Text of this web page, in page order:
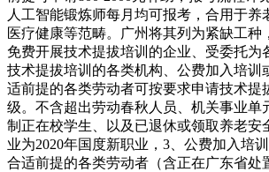
人工智能锻炼师每月均可报考，合用于养
医疗健康等范畴。广州将其列为紧缺工种
免费开展技术提拔培训的企业、受委托为
技术提拔培训的各类机构、公费加入培训
适前提的各类劳动者可按要求申请技术提
级。不含超出劳动春秋人员、机关事业单
制正在校学生、以及已退休或领取养老安
业为2020年国度新职业，3、公费加入培
合适前提的各类劳动者（含正在广东省处